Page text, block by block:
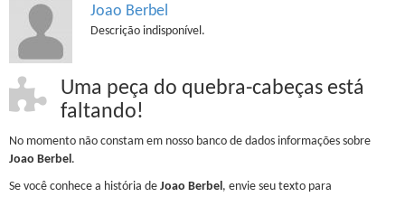
Joao Berbel
Descrição indisponível.
Uma peça do quebra-cabeças está
faltando!
No momento não constam em nosso banco de dados informações sobre
Joao Berbel.
Se você conhece a história de Joao Berbel, envie seu texto para